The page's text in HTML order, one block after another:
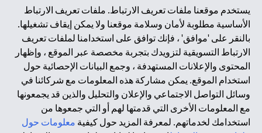
يستخدم موقعنا ملفات تعريف الارتباط. ملفات تعريف الارتباط
الأساسية مطلوبة لأمان وسلامة موقعنا ولا يمكن إيقاف تشغيلها.
بالنقر على 'موافق' ، فإنك توافق على استخدامنا لملفات تعريف
الارتباط التسويقية لتزويدك بتجربة مخصصة عبر الموقع ، وإظهار
المحتوى والإعلانات المستهدفة ، وجمع البيانات الإحصائية حول
استخدام الموقع. يمكن مشاركة هذه المعلومات مع شركائنا في
وسائل التواصل الاجتماعي والإعلان والتحليل والذين قد يجمعونها
مع المعلومات الأخرى التي قدمتها لهم أو التي جمعوها من
استخدامك لخدماتهم. لمعرفة المزيد حول كيفية معلومات حول
المقيمين في الاتحاد الأوروبي أو المنطقة الاقتصادية الأوروبية أو
سويسرا أو غيرنسي أو جيرسي أو موناكو أو سان مارينو أو
الفاتيكان أو جزيرة مان أو المملكة المتحدة أو خصوصية البيانات
(لائحة حماية البيانات العامة \ قانون حماية البيانات الشخصية
العامة \ قانون خصوصية نيوزيلندا). المحتوى الموجود في هذه
الصفحة ليس ولا ينبغي تفسيره على أنه عرض أو دعوة أو دعوة
لشراء أو بيع أي من المنتجات والخدمات المذكورة هنا لمثل هؤلاء
الأفراد.
*GDPR – اللائحة العامة لحماية البيانات؛ * LGPD – Lei Geral de
Proteção de Dados Pessoais ; *NZPA – قانون الخصوصية